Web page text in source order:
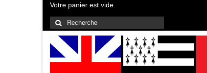
Votre panier est vide.
Rechercher
: